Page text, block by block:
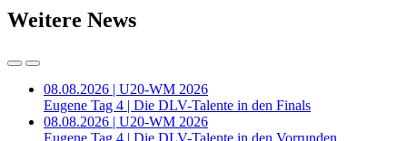
Weitere News
08.08.2026 | U20-WM 2026
Eugene Tag 4 | Die DLV-Talente in den Finals
08.08.2026 | U20-WM 2026
Eugene Tag 4 | Die DLV-Talente in den Vorrunden